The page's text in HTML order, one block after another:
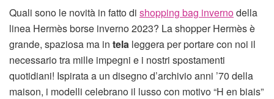
Quali sono le novità in fatto di shopping bag invernodella
linea Hermès borse inverno 2023? La shopper Hermès è
grande, spaziosa ma in tela leggera per portare con noi il
necessario tra mille impegni e i nostri spostamenti
quotidiani! Ispirata a un disegno d’archivio anni ’70 della
maison, i modelli celebrano il lusso con motivo “H en biais”